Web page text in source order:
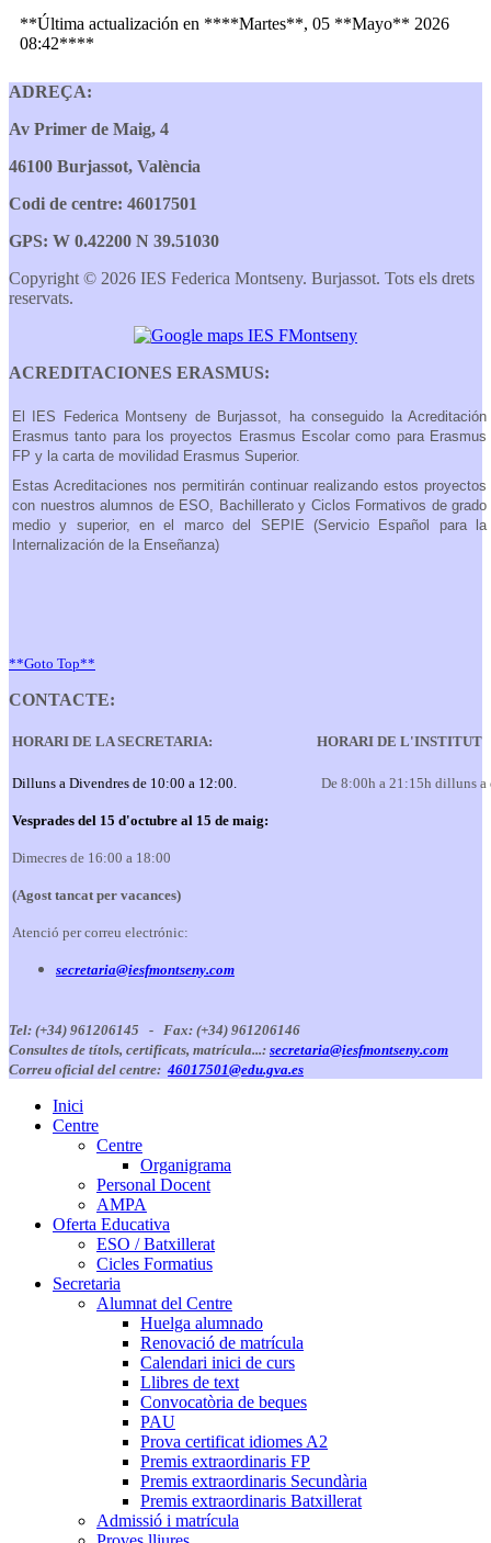
**Última actualización en ****Martes**, 05 **Mayo** 2026
08:42****
ADREÇA:
Av Primer de Maig, 4
46100 Burjassot, València
Codi de centre: 46017501
GPS: W 0.42200 N 39.51030
Copyright © 2026 IES Federica Montseny. Burjassot. Tots els drets
reservats.
ACREDITACIONES ERASMUS:
El IES Federica Montseny de Burjassot, ha conseguido la Acreditación
Erasmus tanto para los proyectos Erasmus Escolar como para Erasmus
FP y la carta de movilidad Erasmus Superior.
Estas Acreditaciones nos permitirán continuar realizando estos proyectos
con nuestros alumnos de ESO, Bachillerato y Ciclos Formativos de grado
medio y superior, en el marco del SEPIE (Servicio Español para la
Internalización de la Enseñanza)
**Goto Top**
CONTACTE:
HORARI DE LA SECRETARIA: HORARI DE L'INSTITUT
Dilluns a Divendres de 10:00 a 12:00.
Vesprades del 15 d'octubre al 15 de maig:
Dimecres de 16:00 a 18:00
(Agost tancat per vacances)
Atenció per correu electrónic:
secretaria@iesfmontseny.com
De 8:00h a 21:15h dilluns a
Tel: (+34) 961206145 - Fax: (+34) 961206146
Consultes de títols, certificats, matrícula...: secretaria@iesfmontseny.com
Correu oficial del centre: 46017501@edu.gva.es
Inici
Centre
Centre
Organigrama
Personal Docent
AMPA
Oferta Educativa
ESO / Batxillerat
Cicles Formatius
Secretaria
Alumnat del Centre
Huelga alumnado
Renovació de matrícula
Calendari inici de curs
Llibres de text
Convocatòria de beques
PAU
Prova certificat idiomes A2
Premis extraordinaris FP
Premis extraordinaris Secundària
Premis extraordinaris Batxillerat
Admissió i matrícula